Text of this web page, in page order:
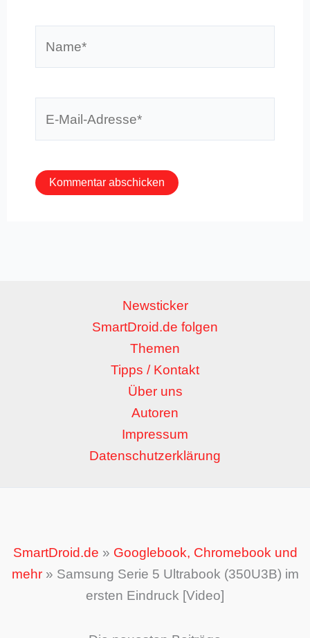
Newsticker
SmartDroid.de folgen
Themen
Tipps / Kontakt
Über uns
Autoren
Impressum
Datenschutzerklärung
SmartDroid.de » Googlebook, Chromebook und
mehr» Samsung Serie 5 Ultrabook (350U3B) im
ersten Eindruck [Video]